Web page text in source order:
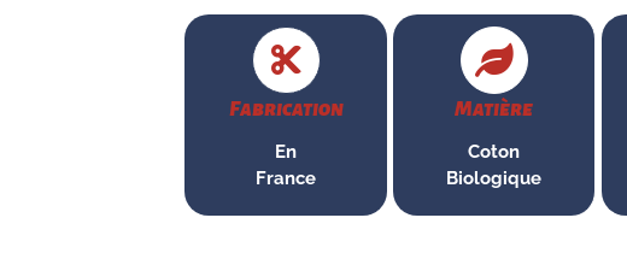
Fabrication
En
France
Matière
Coton
Biologique
Vous nous